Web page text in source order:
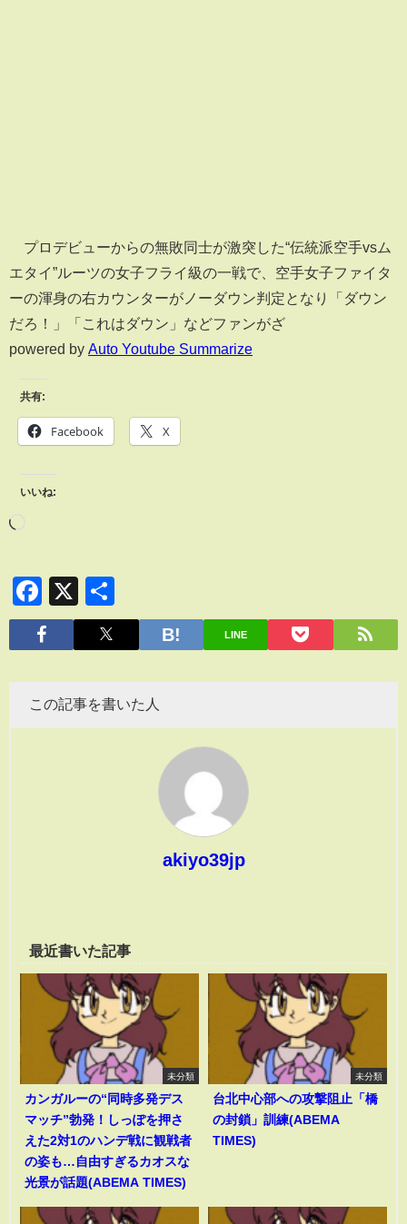
プロデビューからの無敗同士が激突した“伝統派空手vsム
エタイ”ルーツの女子フライ級の一戦で、空手女子ファイタ
ーの渾身の右カウンターがノーダウン判定となり「ダウン
だろ！」「これはダウン」などファンがざ
powered by Auto Youtube Summarize
共有:
Facebook X
いいね:
Facebook
X
有
LINE
この記事を書いた人
akiyo39jp
最近書いた記事
未分類
カンガルーの“同時多発デス
マッチ”勃発！しっぽを押さ
えた2対1のハンデ戦に観戦者
の姿も…自由すぎるカオスな
光景が話題(ABEMA TIMES)
未分類
台北中心部への攻撃阻止「橋
の封鎖」訓練(ABEMA
TIMES)